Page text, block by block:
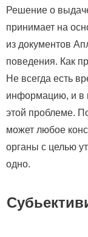
Решение о
принимает на
из документов
поведения. Как
Не всегда есть
информацию, и в
этой проблеме.
может любое
органы с целью
одно.